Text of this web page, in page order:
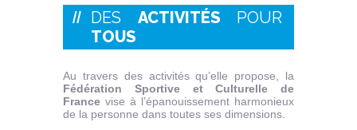
DES ACTIVITÉS POUR
TOUS
Au travers des activités qu’elle propose, la
Fédération Sportive et Culturelle de
France vise à l’épanouissement harmonieux
de la personne dans toutes ses dimensions.